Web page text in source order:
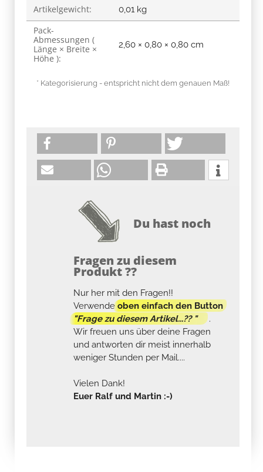
Artikelgewicht: 0,01 kg
Pack-
Abmessungen (
Länge × Breite ×
Höhe ):
2,60 × 0,80 × 0,80 cm
* Kategorisierung - entspricht nicht dem genauen Maß!
Du hast noch
Fragen zu diesem
Produkt ??
Nur her mit den Fragen!!
Verwendeoben einfach den Button
"Frage zu diesem Artikel...?? "
.
Wir freuen uns über deine Fragen
und antworten dir meist innerhalb
weniger Stunden per Mail....
Vielen Dank!
Euer Ralf und Martin :-)